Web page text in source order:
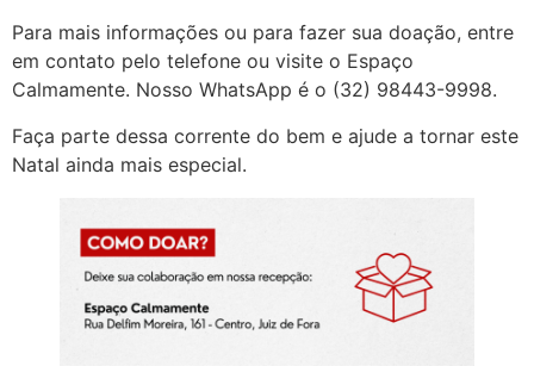
Para mais informações ou para fazer sua doação, entre
em contato pelo telefone ou visite o Espaço
Calmamente. Nosso WhatsApp é o (32) 98443-9998.
Faça parte dessa corrente do bem e ajude a tornar este
Natal ainda mais especial.